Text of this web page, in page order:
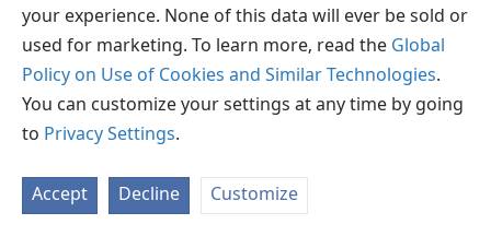
your experience. None of this data will ever be sold or
used for marketing. To learn more, read the Global
Policy on Use of Cookies and Similar Technologies.
You can customize your settings at any time by going
to Privacy Settings.
Accept Decline Customize